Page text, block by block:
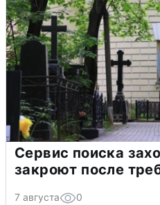
Сервис поиска
закроют после
7 августа 0